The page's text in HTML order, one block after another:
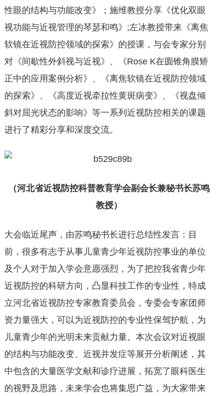
性眼的结构与功能改变》；施维教授分享《优化双眼
视功能与近视管理的琴瑟和鸣》;左冰教授带来《离焦
软镜在近视防控领域的探索》的授课，与会专家分别
对《间歇性外斜视与近视》、《Rose K在圆锥角膜矫
正中的应用案例分析》、《离焦软镜在近视防控领域
的探索》、《高度近视牵拉性黄斑病变》、《视盘倾
斜对屈光状态的影响》等一系列近视防控相关的课题
进行了精彩分享和深度交流。
（河北省近视防控科普教育学会副会长兼秘书长苏鸣
教授）
大会临近尾声，由苏鸣秘书长进行总结性发言：目
前，很多有志于从事儿童青少年近视防控事业的单位
及个人对于加入学会意愿强烈，为了把控我省青少年
近视防控的科研方向，凸显科技工作的专业性，特成
立河北省近视防控专家教育委员会，专委会专家团师
资力量强大，可以为近视防控的专业性保驾护航，为
儿童青少年的光明未来贡献力量。本次会议对近视眼
的结构与功能改变、近视并发症等展开分析阐述，其
中包含的大量医学文献和诊疗进展，拓宽了眼科医生
的视野及思路，未来学会也将集思广益，为大家带来